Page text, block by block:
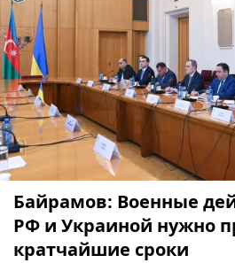
Байрамов: Военные
РФ и Украиной нужно
кратчайшие сроки